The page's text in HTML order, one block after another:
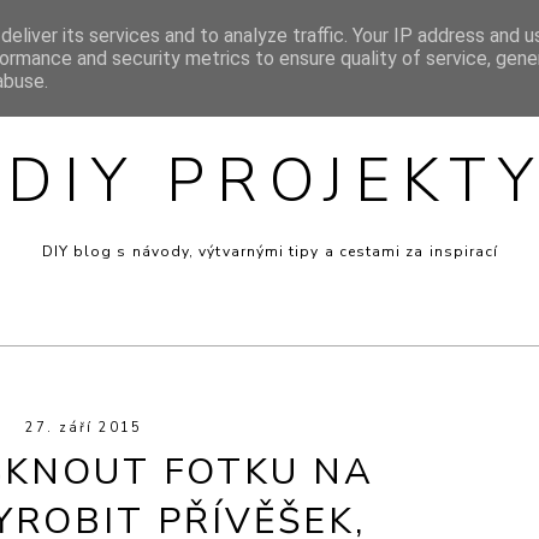
INSPIRACE MINI RECEPTY PRO DĚTI
DIY PROJEKTY
DIY blog s návody, výtvarnými tipy a cestami za inspirací
27. září 2015
FOTKU NA
PŘÍVĚŠEK,
its services and to analyze traffic. Your IP address and
and security metrics to ensure quality of service,